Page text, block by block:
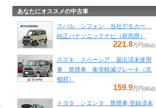
あなたにオススメの中古車
スバル シフォン 当社デモカー
純正パナソニックナビ（群馬県）
221.8万円 (税込)
スズキ スペーシア 届出済未使用
車 禁煙車 衝突軽減ブレーキ（京
都府）
159.9万円 (税込)
トヨタ シエンタ 禁煙車 登録済未